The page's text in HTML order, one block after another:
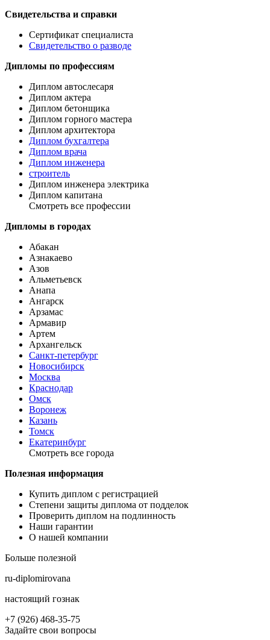
Свидетельства и справки
Сертификат специалиста
Свидетельство о разводе
Дипломы по профессиям
Диплом автослесаря
Диплом актера
Диплом бетонщика
Диплом горного мастера
Диплом архитектора
Диплом бухгалтера
Диплом врача
Диплом инженера
строитель
Диплом инженера электрика
Диплом капитана
Смотреть все профессии
Дипломы в городах
Абакан
Азнакаево
Азов
Альметьевск
Анапа
Ангарск
Арзамас
Армавир
Артем
Архангельск
Санкт-петербург
Новосибирск
Москва
Краснодар
Омск
Воронеж
Казань
Томск
Екатеринбург
Смотреть все города
Полезная информация
Купить диплом с регистрацией
Степени защиты диплома от подделок
Проверить диплом на подлинность
Наши гарантии
О нашей компании
Больше полезной
ru-diplomirovana
настоящий гознак
+7 (926) 468-35-75
Задайте свои вопросы